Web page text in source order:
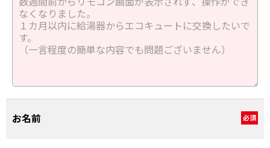
お名前 必須